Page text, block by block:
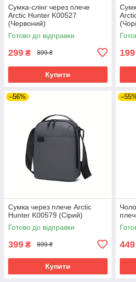
Сумка-слінг через плече
Arctic Hunter K00527
(Червоний)
Готово до відправки
299 ₴ 899 ₴
Купити
199
–56%
Сумка через плече Arctic
Hunter K00579 (Сірий)
Готово до відправки
399 ₴ 899 ₴
Купити
449